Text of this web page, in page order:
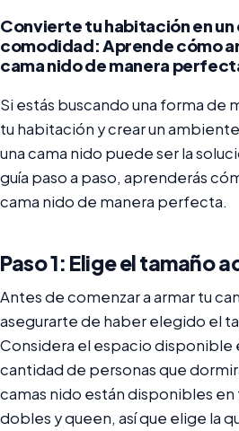
Convierte tu habitación en un
comodidad: Aprende cómo
cama nido de manera
Si estás buscando una forma de
tu habitación y crear un
una cama nido puede ser la
guía paso a paso, aprenderás
cama nido de manera perfecta.
Paso 1: Elige el tamaño
Antes de comenzar a armar tu
asegurarte de haber elegido el
Considera el espacio disponible
cantidad de personas que
camas nido están disponibles en
dobles y queen, así que elige la